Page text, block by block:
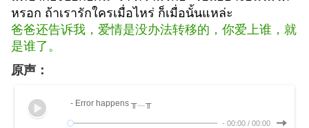
หรอก ถ้าเรารักใครเมื่อไหร่ ก็เมื่อนั้นแหล่ะ
爸爸还告诉我，爱情是没办法转移的，你爱上谁，就
是谁了。
原声：
- Error happens ╥﹏╥
- 00:00 / 00:00